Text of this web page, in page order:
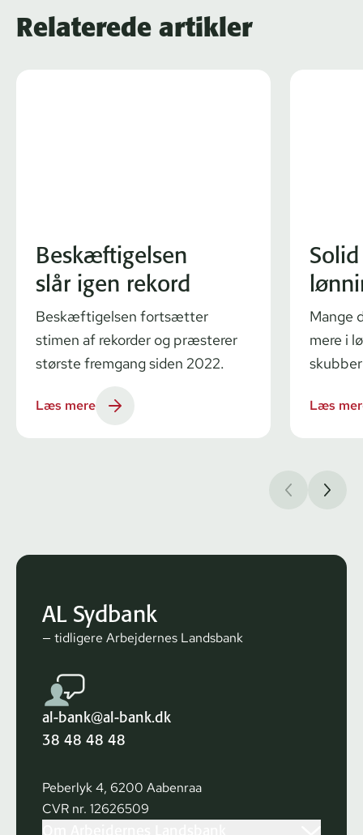
Relaterede artikler
Beskæftigelsen
slår igen rekord
Beskæftigelsen fortsætter
stimen af rekorder og præsterer
største fremgang siden 2022.
Læs mere
Mange
mere i
Læs
AL Sydbank
— tidligere Arbejdernes Landsbank
al-bank@al-bank.dk
38 48 48 48
Peberlyk 4, 6200 Aabenraa
CVR nr. 12626509